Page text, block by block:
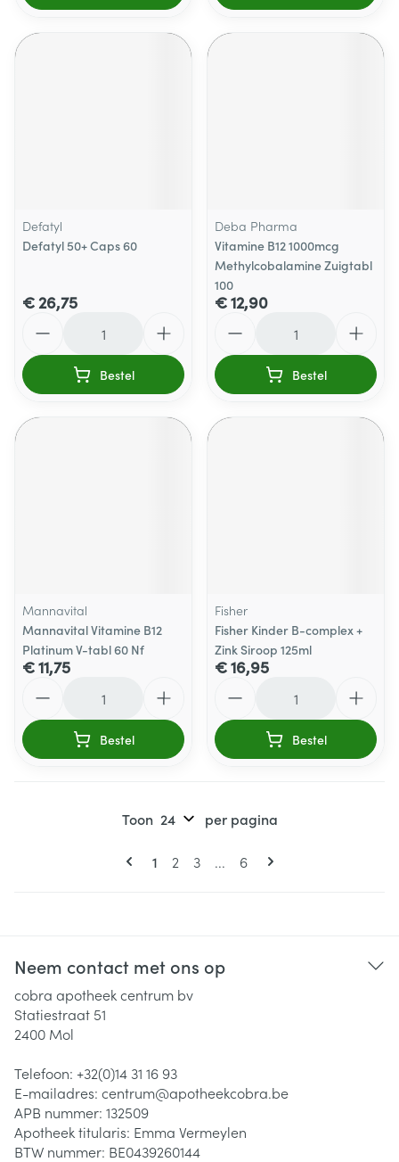
Defatyl
Defatyl 50+ Caps 60
€ 26,75
Bestel
Deba Pharma
Vitamine B12 1000mcg
Methylcobalamine Zuigtabl
100
€ 12,90
Bestel
Mannavital
Mannavital Vitamine B12
Platinum V-tabl 60 Nf
€ 11,75
Bestel
Fisher
Fisher Kinder B-complex +
Zink Siroop 125ml
€ 16,95
Bestel
Pagina's
U lees momenteel pagina
1 Pagina
2 Pagina
3 ... Pagina
6
Toon per pagina
Neem contact met ons op
cobra apotheek centrum bv
Statiestraat 51
2400 Mol
Telefoon: +32(0)14 31 16 93
E-mailadres: centrum@apotheekcobra.be
APB nummer: 132509
Apotheek titularis: Emma Vermeylen
BTW nummer: BE0439260144